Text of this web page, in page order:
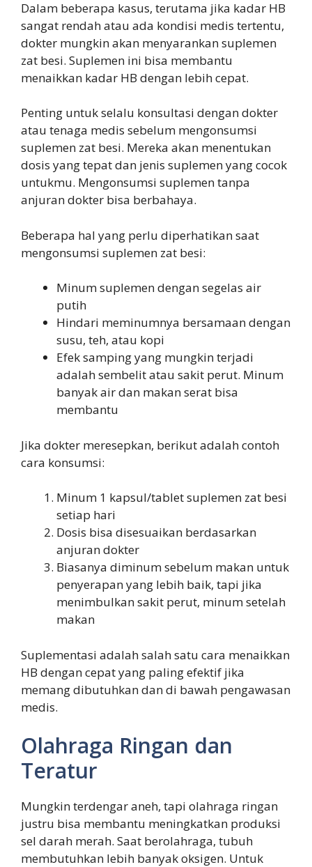
Dalam beberapa kasus, terutama jika kadar HB
sangat rendah atau ada kondisi medis tertentu,
dokter mungkin akan menyarankan suplemen
zat besi. Suplemen ini bisa membantu
menaikkan kadar HB dengan lebih cepat.
Penting untuk selalu konsultasi dengan dokter
atau tenaga medis sebelum mengonsumsi
suplemen zat besi. Mereka akan menentukan
dosis yang tepat dan jenis suplemen yang cocok
untukmu. Mengonsumsi suplemen tanpa
anjuran dokter bisa berbahaya.
Beberapa hal yang perlu diperhatikan saat
mengonsumsi suplemen zat besi:
Minum suplemen dengan segelas air
putih
Hindari meminumnya bersamaan dengan
susu, teh, atau kopi
Efek samping yang mungkin terjadi
adalah sembelit atau sakit perut. Minum
banyak air dan makan serat bisa
membantu
Jika dokter meresepkan, berikut adalah contoh
cara konsumsi:
Minum 1 kapsul/tablet suplemen zat besi
setiap hari
Dosis bisa disesuaikan berdasarkan
anjuran dokter
Biasanya diminum sebelum makan untuk
penyerapan yang lebih baik, tapi jika
menimbulkan sakit perut, minum setelah
makan
Suplementasi adalah salah satu cara menaikkan
HB dengan cepat yang paling efektif jika
memang dibutuhkan dan di bawah pengawasan
medis.
Olahraga Ringan dan
Teratur
Mungkin terdengar aneh, tapi olahraga ringan
justru bisa membantu meningkatkan produksi
sel darah merah. Saat berolahraga, tubuh
membutuhkan lebih banyak oksigen. Untuk